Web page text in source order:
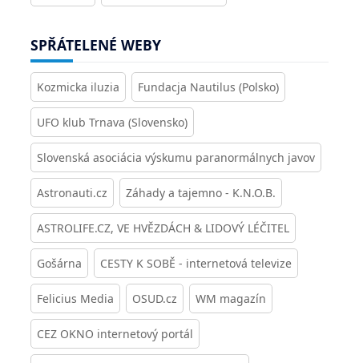
SPŘÁTELENÉ WEBY
Kozmicka iluzia Fundacja Nautilus (Polsko)
UFO klub Trnava (Slovensko)
Slovenská asociácia výskumu paranormálnych javov
Astronauti.cz Záhady a tajemno - K.N.O.B.
ASTROLIFE.CZ, VE HVĚZDÁCH & LIDOVÝ LÉČITEL
Gošárna CESTY K SOBĚ - internetová televize
Felicius Media OSUD.cz WM magazín
CEZ OKNO internetový portál